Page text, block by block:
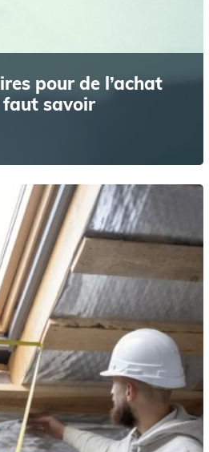
pour de l’achat
faut savoir